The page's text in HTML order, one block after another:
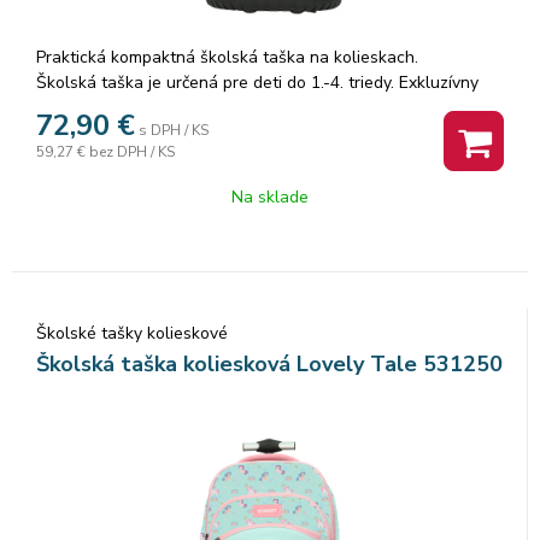
Praktická kompaktná školská taška na kolieskach.
Školská taška je určená pre deti do 1.-4. triedy. Exkluzívny
batoh môžu vaše deti nosiť do školy alebo na voľný čas.
Hmotnosť tašky je 1,75 kg a objem 32 l.
Vnútorný organizér pre praktické ukladanie. Puzdro na
batoh tlačiť pred sebou, alebo ho ťahať za sebou. Batoh je
na spodku vybavený tichými kolieskami.
72,90 € s DPH / KS
59,27 € bez DPH / KS
Na sklade
Školské tašky kolieskové
Školská taška koliesková Lovely Tale 531250